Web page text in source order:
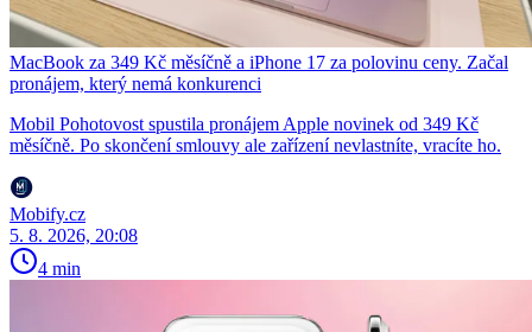
MacBook za 349 Kč měsíčně a iPhone 17 za polovinu ceny. Začal
pronájem, který nemá konkurenci
Mobil Pohotovost spustila pronájem Apple novinek od 349 Kč
měsíčně. Po skončení smlouvy ale zařízení nevlastníte, vracíte ho.
Mobify.cz
5. 8. 2026, 20:08
4 min